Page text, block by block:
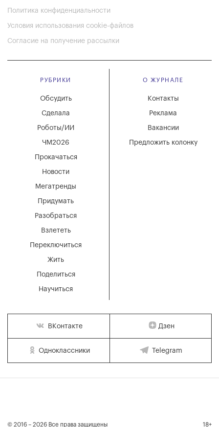
Политика конфиденциальности
Условия использования cookie-файлов
Согласие на получение рассылки
РУБРИКИ
Мегатренды
Придумать
Разобраться
Взлететь
Новости
Переключиться
Жить
Поделиться
Научиться
Обсудить
Сделала
Роботы/ИИ
ЧМ2026
Прокачаться
О ЖУРНАЛЕ
Вакансии
Реклама
Контакты
Предложить колонку
ВКонтакте Дзен
Одноклассники Telegram
© 2016 – 2026 Все права защищены 18+